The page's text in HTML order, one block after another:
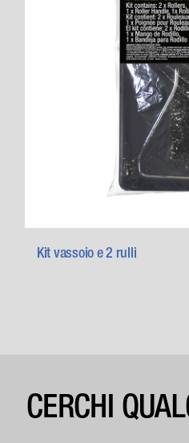
Kit vassoio e 2 rulli
CERCHI